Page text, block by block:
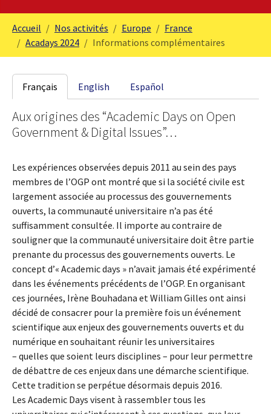
Accueil Nos activités Europe
France
Acadays 2024
Informations complémentaires
Français English Español
Aux origines des “Academic Days on Open
Government & Digital Issues”…
Les expériences observées depuis 2011 au sein des pays
membres de l’OGP ont montré que si la société civile est
largement associée au processus des gouvernements
ouverts, la communauté universitaire n’a pas été
suffisamment consultée. Il importe au contraire de
souligner que la communauté universitaire doit être partie
prenante du processus des gouvernements ouverts. Le
concept d’« Academic days » n’avait jamais été expérimenté
dans les événements précédents de l’OGP. En organisant
ces journées, Irène Bouhadana et William Gilles ont ainsi
décidé de consacrer pour la première fois un événement
scientifique aux enjeux des gouvernements ouverts et du
numérique en souhaitant réunir les universitaires
– quelles que soient leurs disciplines – pour leur permettre
de débattre de ces enjeux dans une démarche scientifique.
Cette tradition se perpétue désormais depuis 2016.
Les Academic Days visent à rassembler tous les